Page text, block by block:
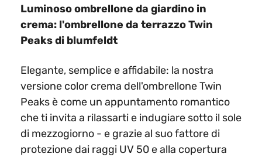
Luminoso ombrellone da giardino in
crema: l'ombrellone da terrazzo Twin
Peaks di blumfeldt
Elegante, semplice e affidabile: la nostra
versione color crema dell'ombrellone Twin
Peaks è come un appuntamento romantico
che ti invita a rilassarti e indugiare sotto il sole
di mezzogiorno - e grazie al suo fattore di
protezione dai raggi UV 50 e alla copertura